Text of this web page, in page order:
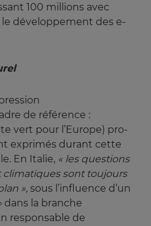
100 millions avec
développement des e-
de référence :
vert pour l’Europe) pro-
exprimés durant cette
En Italie, « les questions
sont toujours
», sous l’influence d’un
dans la branche
responsable de